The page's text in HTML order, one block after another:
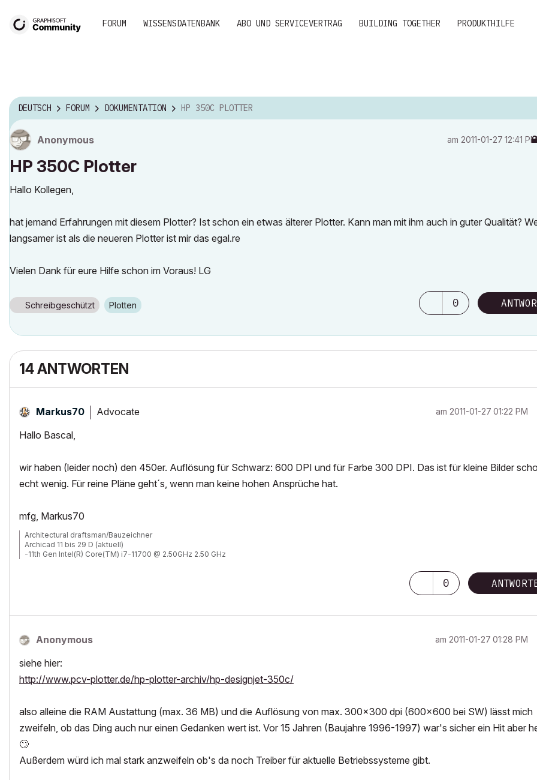
FORUM WISSENSDATENBANK ABO UND SERVICEVERTRAG BUILDING TOGETHER PRODUKTHILFE
DEUTSCH FORUM DOKUMENTATION HP 350C PLOTTER
Anonymous am ‎2011-01-27 12:41 PM
HP 350C Plotter
Hallo Kollegen,
hat jemand Erfahrungen mit diesem Plotter? Ist schon ein etwas älterer Plotter. Kann man mit ihm auch in guter Qualität?
langsamer ist als die neueren Plotter ist mir das egal.re
Vielen Dank für eure Hilfe schon im Voraus! LG
Schreibgeschützt Plotten 0
14 ANTWORTEN
Markus70 Advocate am ‎2011-01-27 01:22 PM
Hallo Bascal,
wir haben (leider noch) den 450er. Auflösung für Schwarz: 600 DPI und für Farbe 300 DPI. Das ist für kleine Bilder
echt wenig. Für reine Pläne geht´s, wenn man keine hohen Ansprüche hat.
mfg, Markus70
Architectural draftsman/Bauzeichner
Archicad 11 bis 29 D (aktuell)
-11th Gen Intel(R) Core(TM) i7-11700 @ 2.50GHz 2.50 GHz
0
Anonymous am ‎2011-01-27 01:28 PM
siehe hier:
http://www.pcv-plotter.de/hp-plotter-archiv/hp-designjet-350c/
also alleine die RAM Austattung (max. 36 MB) und die Auflösung von max. 300x300 dpi (600x600 bei SW) lässt mich
zweifeln, ob das Ding auch nur einen Gedanken wert ist. Vor 15 Jahren (Baujahre 1996-1997) war's sicher ein Hit aber
🙄
Außerdem würd ich mal stark anzweifeln ob's da noch Treiber für aktuelle Betriebssysteme gibt.